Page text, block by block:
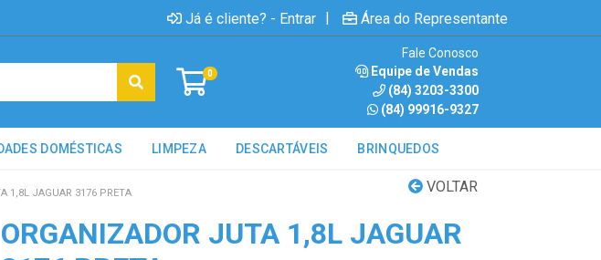
Já é cliente? - Entrar | Área do Representante
0
Fale Conosco
Equipe de Vendas
(84) 3203-3300
(84) 99916-9327
DOMÉSTICAS LIMPEZA DESCARTÁVEIS BRINQUEDOS
VOLTAR
1,8L JAGUAR 3176 PRETA
ORGANIZADOR JUTA 1,8L JAGUAR